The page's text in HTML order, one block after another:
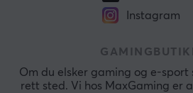
Instagram
Om du elsker gaming og e-sport
rett sted. Vi hos MaxGaming er